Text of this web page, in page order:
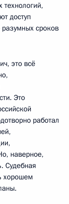
технологий,
доступ
сроков
это всё
Это
работал
наверное,
Судебная
хорошем